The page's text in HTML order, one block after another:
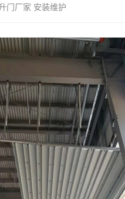
门厂家 安装维护